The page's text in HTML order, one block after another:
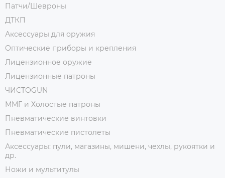
Патчи/Шевроны
ДТКП
Аксессуары для оружия
Оптические приборы и крепления
Лицензионное оружие
Лицензионные патроны
ЧИСТОGUN
ММГ и Холостые патроны
Пневматические винтовки
Пневматические пистолеты
Аксессуары: пули, магазины, мишени, чехлы, рукоятки и
др.
Ножи и мультитулы